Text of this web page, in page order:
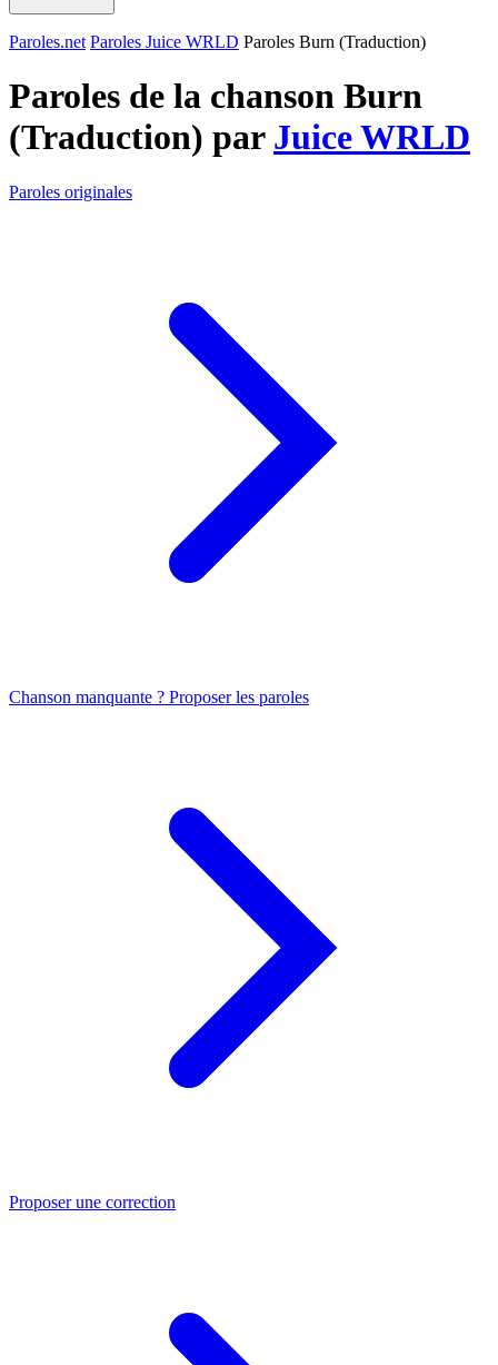
Paroles.net Paroles Juice WRLD Paroles Burn (Traduction)
Paroles de la chanson Burn
(Traduction) par Juice WRLD
Paroles originales
Chanson manquante ? Proposer les paroles
Proposer une correction